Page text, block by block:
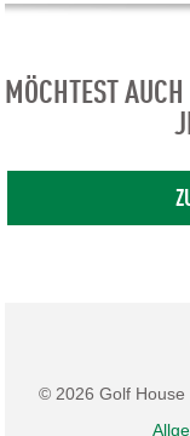
MÖCHTEST
© 2026 Golf House